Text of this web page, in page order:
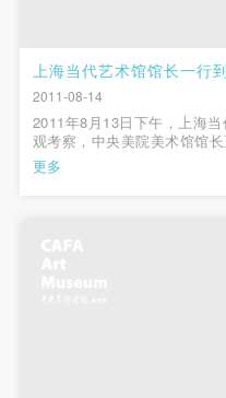
上海当代艺术馆馆长一行
2011-08-14
2011年8月13日下午，上海
观考察，中央美院美术馆馆
针对我馆的建筑展示空间和
李向阳馆长进行了深入的交
更多